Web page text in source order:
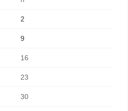
2
9
16
23
30